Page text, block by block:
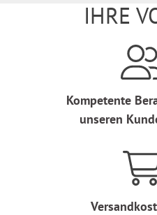
IHRE
Kompetente
unseren